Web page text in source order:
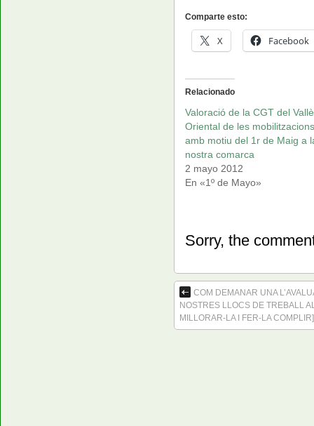
Comparte esto:
X Facebook
Relacionado
Valoració de la CGT del
Oriental de les mobilitzacions
amb motiu del 1r de Maig a
nostra comarca
2 mayo 2012
En «1º de Mayo»
Sorry, the
COM DEMANAR UNA
NOSTRES LLOCS DE TREBALL
MILLORAR-LA I FER-LA COMPLIR]